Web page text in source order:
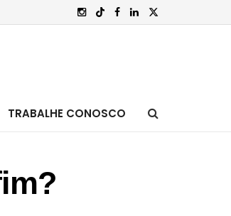
TRABALHE CONOSCO